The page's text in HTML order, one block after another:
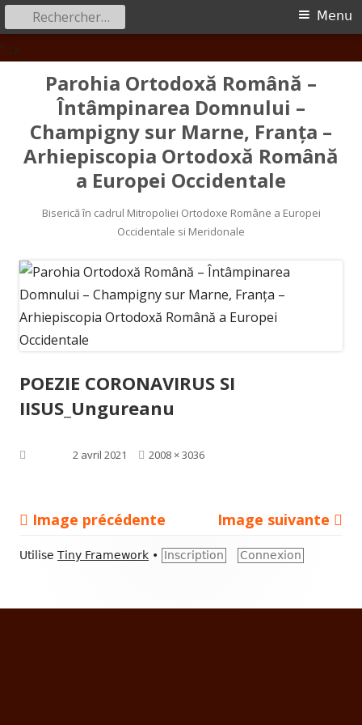
" />
contenuParohia Ortodoxă Română –
Întâmpinarea Domnului –
Champigny sur Marne, Franța –
Arhiepiscopia Ortodoxă Română
a Europei Occidentale
Biserică în cadrul Mitropoliei Ortodoxe Române a Europei
Occidentale si Meridonale
Menu
principal
Menu
Rechercher :
POEZIE CORONAVIRUS SI
IISUS_Ungureanu
Publié le2 avril 2021
Taille
2008 × 3036
Image précédente Image suivante
Contenu
pied
Utilise Tiny Framework • Inscription Connexion